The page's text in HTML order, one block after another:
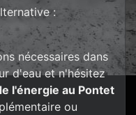
:
nécessaires dans
d'eau et n'hésitez
l'énergie au Pontet
ou